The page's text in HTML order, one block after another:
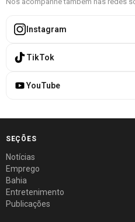
Instagram
TikTok
YouTube
SEÇÕES
Notícias
Emprego
Bahia
Entretenimento
Publicações